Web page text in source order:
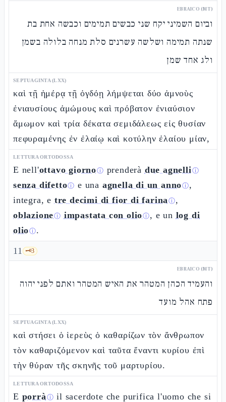
EBRAICO (MT)
וביום השמיני יקח שני כבשים תמימים וכבשה אחת בת
שנתה תמימה ושלשה עשרנים סלת מנחה בלולה בשמן
ולג אחד שמן
SEPTUAGINTA (LXX)
καὶ τῇ ἡμέρᾳ τῇ ὀγδόῃ λήμψεται δύο ἀμνοὺς
ἐνιαυσίους ἀμώμους καὶ πρόβατον ἐνιαύσιον
ἄμωμον καὶ τρία δέκατα σεμιδάλεως εἰς θυσίαν
πεφυραμένης ἐν ἐλαίῳ καὶ κοτύλην ἐλαίου μίαν,
LETTURA ORTODOSSA
E nell'ottavo giornoⓘ prenderà due agnelliⓘ
senza difettoⓘ e una agnella di un annoⓘ,
integra, e tre decimi di fior di farinaⓘ,
oblazioneⓘ impastata con olioⓘ, e un log di
olioⓘ.
11 🗝️3
EBRAICO (MT)
והעמיד הכהן המטהר את האיש המטהר ואתם לפני יהוה
פתח אהל מועד
SEPTUAGINTA (LXX)
καὶ στήσει ὁ ἱερεὺς ὁ καθαρίζων τὸν ἄνθρωπον
τὸν καθαριζόμενον καὶ ταῦτα ἔναντι κυρίου ἐπὶ
τὴν θύραν τῆς σκηνῆς τοῦ μαρτυρίου.
LETTURA ORTODOSSA
E porràⓘ il sacerdote che purifica l'uomo che si